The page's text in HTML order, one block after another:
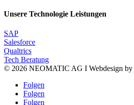
Unsere Technologie Leistungen
SAP
Salesforce
Qualtrics
Tech Beratung
© 2026 NEOMATIC AG I Webdesign by
Folgen
Folgen
Folgen